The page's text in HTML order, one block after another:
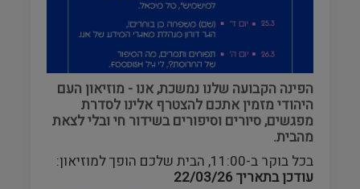
הפינה הקבועה שלנו נמשכת, אנו - מוזיאון העם
היהודי מזמין אתכם להצטרף אלינו לסדרת
מפגשים, סיורים וסיפורים בשידור חי ובלי לצאת
מהבית.
בכל בוקר ב-11:00, הבית שלכם הופך למוזיאון:
עודכן בתאריך 22/03/26